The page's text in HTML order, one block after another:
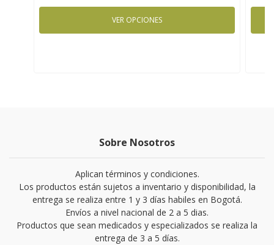
VER OPCIONES
Sobre Nosotros
Aplican términos y condiciones.
Los productos están sujetos a inventario y disponibilidad, la
entrega se realiza entre 1 y 3 días habiles en Bogotá.
Envíos a nivel nacional de 2 a 5 dias.
Productos que sean medicados y especializados se realiza la
entrega de 3 a 5 días.